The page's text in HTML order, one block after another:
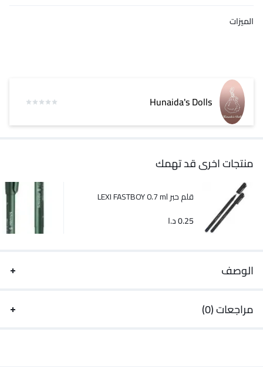
الميزات
Hunaida's Dolls
منتجات اخرى قد تهمك
قلم حبر LEXI FASTBOY 0.7 ml
0.25د.ا
الوصف
مراجعات (0)